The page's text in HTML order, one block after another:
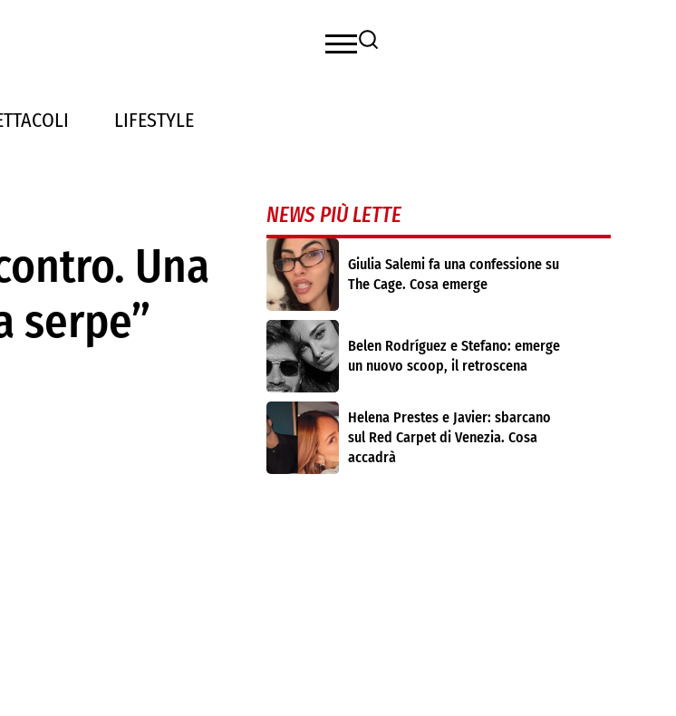
LIFESTYLE
Una
serpe”
NEWS PIÙ LETTE
Giulia Salemi fa una confessione su
The Cage. Cosa emerge
Belen Rodríguez e Stefano: emerge
un nuovo scoop, il retroscena
Helena Prestes e Javier: sbarcano
sul Red Carpet di Venezia. Cosa
accadrà